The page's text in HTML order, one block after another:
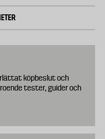
köpbeslut och
tester, guider och